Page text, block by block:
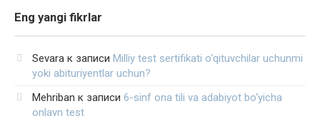
Eng yangi fikrlar
Sevara к записи Milliy test sertifikati o‘qituvchilar uchunmi
yoki abituriyentlar uchun?
Mehriban к записи 6-sinf ona tili va adabiyot bo‘yicha
onlayn test